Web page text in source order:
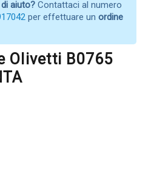
aiuto? Contattaci al numero
per effettuare un ordine
Olivetti B0765